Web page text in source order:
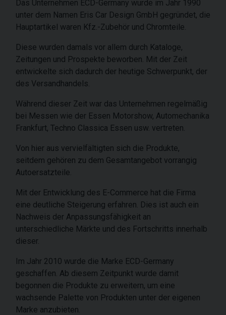
Das Unternehmen ECD-Germany wurde im Jahr 1990
unter dem Namen Eris Car Design GmbH gegründet, die
Hauptartikel waren Kfz.-Zubehör und Chromteile.
Diese wurden damals vor allem durch Kataloge,
Zeitungen und Prospekte beworben. Mit der Zeit
entwickelte sich dadurch der heutige Schwerpunkt, der
des Versandhandels.
Während dieser Zeit war das Unternehmen regelmäßig
bei Messen wie der Essen Motorshow, Automechanika
Frankfurt, Techno Classica Essen usw. vertreten.
Von hier aus vervielfältigten sich die Produkte,
seitdem gehören zu dem Gesamtangebot vorrangig
Autoersatzteile.
Mit der Entwicklung des E-Commerce hat die Firma
eine deutliche Steigerung erfahren. Dies ist auch ein
Nachweis der Anpassungsfähigkeit an
unterschiedliche Märkte und des Fortschritts innerhalb
dieser.
Im Jahr 2010 wurde die Marke ECD-Germany
geschaffen. Ab diesem Zeitpunkt wurde damit
begonnen die Produkte zu erweitern, um eine
wachsende Palette von Produkten unter der eigenen
Marke anzubieten.